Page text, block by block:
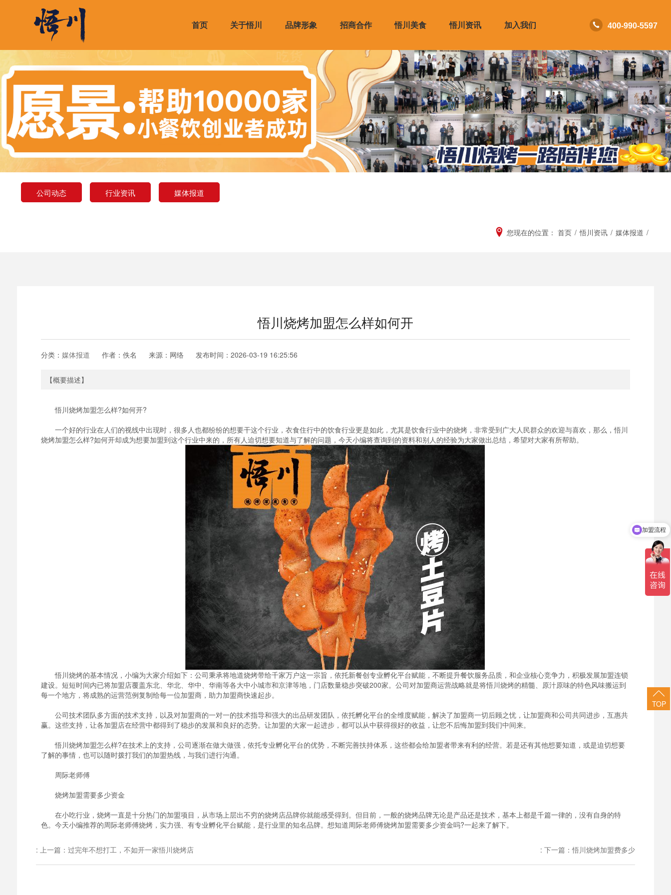
首页 关于悟川
供应链服务 品牌力
品牌形象 招商合作
合作培训 合作支持 合作流程 合作申请
悟川美食 悟川资讯
媒体报道
加入我们 400-990-5597
公司动态 行业资讯 媒体报道
您现在的位置： 首页 / 悟川资讯 / 媒体报道 /
悟川烧烤加盟怎么样如何开
分类： 媒体报道 作者：佚名 来源：网络 发布时间： 2026-03-19 16:25:56
【概要描述】
悟川烧烤加盟怎么样?如何开?
一个好的行业在人们的视线中出现时，很多人也都纷纷的想要干这个行业，衣食住行中的饮食行业更是如此，尤其是饮食行业中的烧烤，非常受到广大人民群众的欢迎与喜欢，那么，悟川
烧烤加盟怎么样?如何开却成为想要加盟到这个行业中来的，所有人迫切想要知道与了解的问题，今天小编将查询到的资料和别人的经验为大家做出总结，希望对大家有所帮助。
悟川烧烤的基本情况，小编为大家介绍如下：公司秉承将地道烧烤带给千家万户这一宗旨，依托新餐创专业孵化平台赋能，不断提升餐饮服务品质，和企业核心竞争力，积极发展加盟连锁
建设。短短时间内已将加盟店覆盖东北、华北、华中、华南等各大中小城市和京津等地，门店数量稳步突破200家。公司对加盟商运营战略就是将悟川烧烤的精髓、原汁原味的特色风味搬运到
每一个地方，将成熟的运营范例复制给每一位加盟商，助力加盟商快速起步。
公司技术团队多方面的技术支持，以及对加盟商的一对一的技术指导和强大的出品研发团队，依托孵化平台的全维度赋能，解决了加盟商一切后顾之忧，让加盟商和公司共同进步，互惠共
赢。这些支持，让各加盟店在经营中都得到了稳步的发展和良好的态势。让加盟的大家一起进步，都可以从中获得很好的收益，让您不后悔加盟到我们中间来。
悟川烧烤加盟怎么样?在技术上的支持，公司逐渐在做大做强，依托专业孵化平台的优势，不断完善扶持体系，这些都会给加盟者带来有利的经营。若是还有其他想要知道，或是迫切想要
了解的事情，也可以随时拨打我们的加盟热线，与我们进行沟通。
周际老师傅
烧烤加盟需要多少资金
在小吃行业，烧烤一直是十分热门的加盟项目，从市场上层出不穷的烧烤店品牌你就能感受得到。但目前，一般的烧烤品牌无论是产品还是技术，基本上都是千篇一律的，没有自身的特
色。今天小编推荐的周际老师傅烧烤，实力强、有专业孵化平台赋能，是行业里的知名品牌。想知道周际老师傅烧烤加盟需要多少资金吗?一起来了解下。
: 上一篇：过完年不想打工，不如开一家悟川烧烤店 : 下一篇：悟川烧烤加盟费多少
TOP
盈利分析